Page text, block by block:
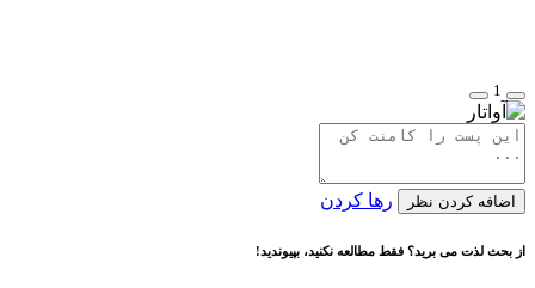
1
اضافه کردن نظر رها کردن
از بحث لذت می برید؟ فقط مطالعه نکنید، بپیوندید!